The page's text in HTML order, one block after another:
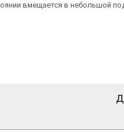
вмещается в небольшой